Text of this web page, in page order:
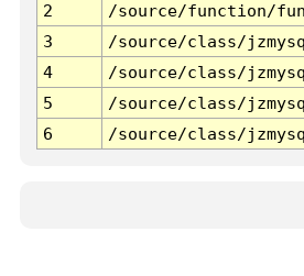
2
/source/function/
3
/source/class/
4
/source/class/
5
/source/class/
6
/source/class/